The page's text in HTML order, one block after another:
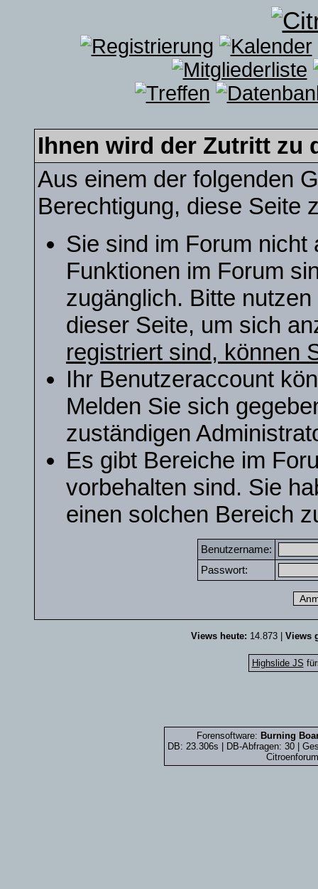
Ihnen wird der Zutritt zu
Aus einem der folgenden
Berechtigung, diese Seite
Sie sind im Forum nicht
Funktionen im Forum
zugänglich. Bitte
dieser Seite, um sich
registriert sind, können
Ihr Benutzeraccount
Melden Sie sich
zuständigen
Es gibt Bereiche im
vorbehalten sind. Sie
einen solchen Bereich
Benutzername:
Passwort:
Views heute: 14.873 | Views
Highslide JS
Forensoftware: Burning
DB: 23.306s | DB-Abfragen: 30 |